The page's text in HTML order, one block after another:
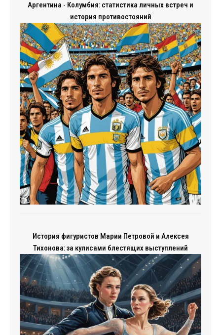
Аргентина - Колумбия: статистика личных встреч и
история противостояний
История фигуристов Марии Петровой и Алексея
Тихонова: за кулисами блестящих выступлений